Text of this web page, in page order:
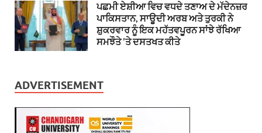
ਪਛਮੀ ਏਸ਼ੀਆ ਵਿਚ ਵਧਦੇ ਤਣਾਅ ਦੇ ਮੱਦੇਨਜ਼ਰ
ਪਾਕਿਸਤਾਨ, ਸਾਊਦੀ ਅਰਬ ਅਤੇ ਤੁਰਕੀ ਨੇ
ਸ਼ੁਕਰਵਾਰ ਨੂੰ ਇਕ ਮਹੱਤਵਪੂਰਨ ਸਾਂਝੇ ਰੱਖਿਆ
ਸਮਝੌਤੇ ’ਤੇ ਦਸਤਖਤ ਕੀਤੇ
ADVERTISEMENT